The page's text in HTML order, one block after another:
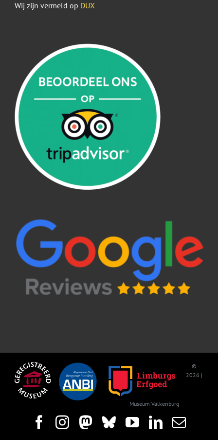
Wij zijn vermeld op DUX
©
2026 |
Museum Valkenburg
Facebook
InstagramMastodon
BlueskyYouTube
LinkedIn
E-